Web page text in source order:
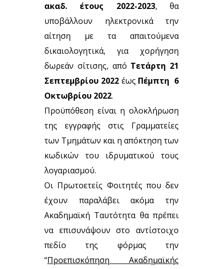
ακαδ. έτους 2022-2023, θα
υποβάλλουν ηλεκτρονικά την
αίτηση με τα απαιτούμενα
δικαιολογητικά, για χορήγηση
δωρεάν σίτισης, από Τετάρτη 21
Σεπτεμβρίου 2022έως Πέμπτη 6
Οκτωβρίου 2022.
Προϋπόθεση είναι η ολοκλήρωση
της εγγραφής στις Γραμματείες
των Τμημάτων και η απόκτηση των
κωδικών του ιδρυματικού τους
λογαριασμού.
Οι Πρωτοετείς Φοιτητές που δεν
έχουν παραλάβει ακόμα την
Ακαδημαϊκή Ταυτότητα θα πρέπει
να επισυνάψουν στο αντίστοιχο
πεδίο της φόρμας την
“Προεπισκόπηση Ακαδημαϊκής